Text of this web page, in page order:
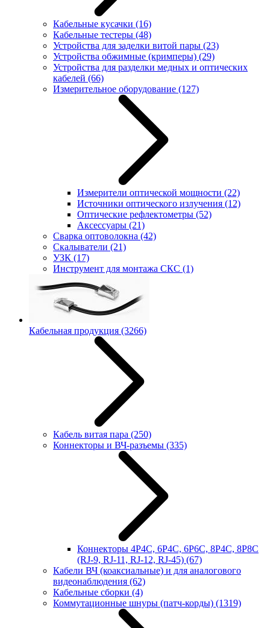
Кабельные кусачки (16)
Кабельные тестеры (48)
Устройства для заделки витой пары (23)
Устройства обжимные (кримперы) (29)
Устройства для разделки медных и оптических
кабелей (66)
Измерительное оборудование (127)
Измерители оптической мощности (22)
Источники оптического излучения (12)
Оптические рефлектометры (52)
Аксессуары (21)
Сварка оптоволокна (42)
Скалыватели (21)
УЗК (17)
Инструмент для монтажа СКС (1)
Кабельная продукция (3266)
Кабель витая пара (250)
Коннекторы и ВЧ-разъемы (335)
Коннекторы 4P4C, 6P4C, 6P6C, 8P4C, 8P8C
(RJ-9, RJ-11, RJ-12, RJ-45) (67)
Кабели ВЧ (коаксиальные) и для аналогового
видеонаблюдения (62)
Кабельные сборки (4)
Коммутационные шнуры (патч-корды) (1319)